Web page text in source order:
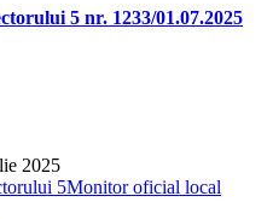
5 nr. 1233/01.07.2025
2025
5Monitor oficial local